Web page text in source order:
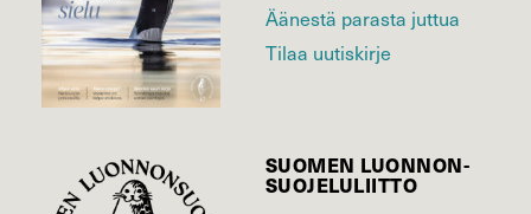
Äänestä parasta juttua
Tilaa uutiskirje
SUOMEN LUONNON­
SUOJELU­LIITTO